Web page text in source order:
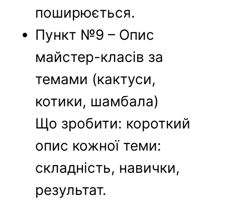
поширюється.
Пункт №9 – Опис
майстер-класів за
темами (кактуси,
котики, шамбала)
Що зробити: короткий
опис кожної теми:
складність, навички,
результат.